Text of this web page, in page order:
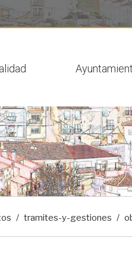
tramites-y-gestiones